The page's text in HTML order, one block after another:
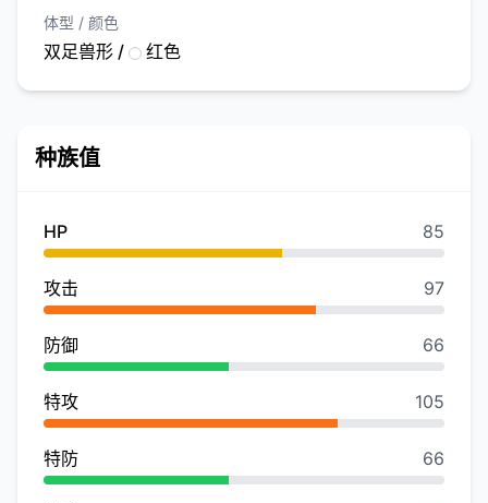
体型 / 颜色
双足兽形 / 红色
种族值
HP 85
攻击 97
防御 66
特攻 105
特防 66